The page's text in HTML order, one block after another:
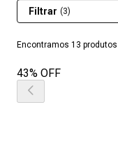
Encontramos 13 produtos
Filtrar (3)
43% OFF